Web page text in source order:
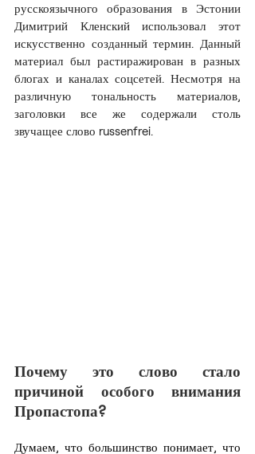
русскоязычного образования в Эстонии
Димитрий Кленский использовал этот
искусственно созданный термин. Данный
материал был растиражирован в разных
блогах и каналах соцсетей. Несмотря на
различную тональность материалов,
заголовки все же содержали столь
звучащее слово russenfrei.
Почему это слово стало
причиной особого внимания
Пропастопа?